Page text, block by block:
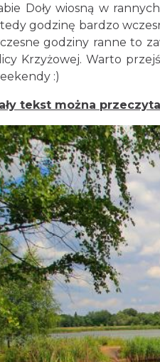
Doły wiosną w
godzinę bardzo
godziny ranne to
Krzyżowej. Warto
:)
tekst można